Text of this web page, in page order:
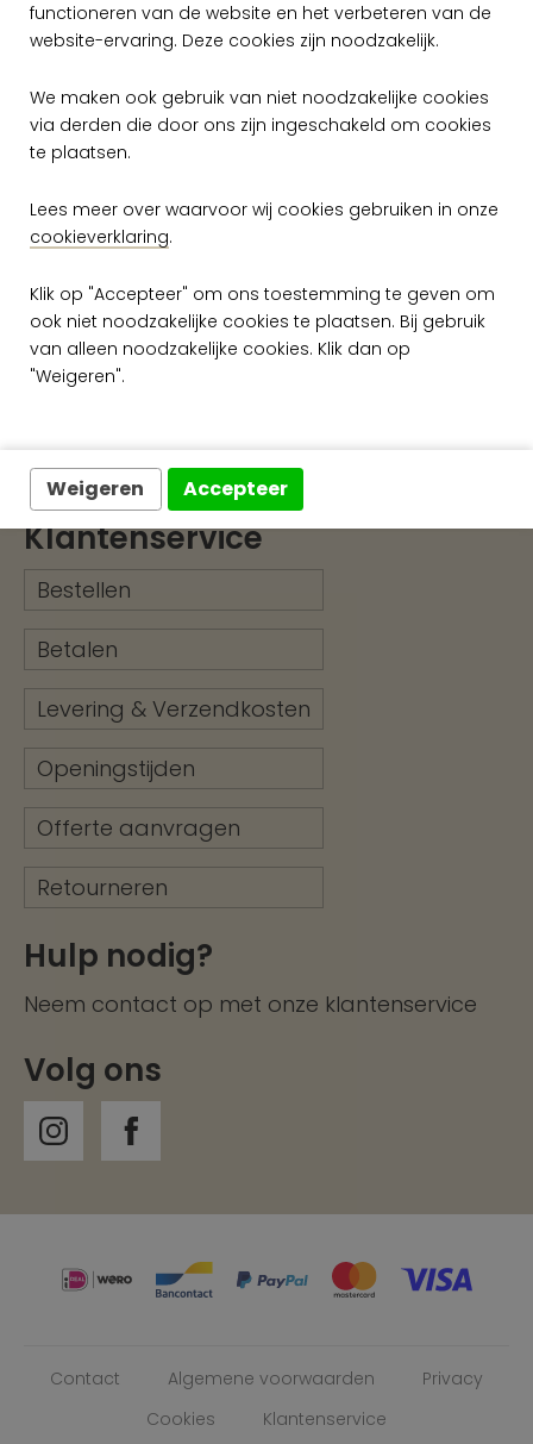
functioneren van de website en het verbeteren van de
website-ervaring. Deze cookies zijn noodzakelijk.
We maken ook gebruik van niet noodzakelijke cookies
via derden die door ons zijn ingeschakeld om cookies
te plaatsen.
Lees meer over waarvoor wij cookies gebruiken in onze
cookieverklaring.
Klik op "Accepteer" om ons toestemming te geven om
ook niet noodzakelijke cookies te plaatsen. Bij gebruik
van alleen noodzakelijke cookies. Klik dan op
"Weigeren".
Weigeren Accepteer
Gratis verzending vanaf €50,-
Snelle levering
Ruim assortiment
Klantenservice
Bestellen
Betalen
Levering & Verzendkosten
Openingstijden
Offerte aanvragen
Retourneren
Hulp nodig?
Neem contact op met onze klantenservice
Volg ons
Contact Algemene voorwaarden
Privacy
Cookies
Klantenservice